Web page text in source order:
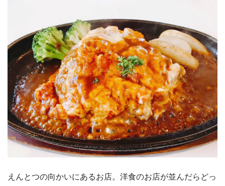
えんとつの向かいにあるお店。洋食のお店が並んだらどっ